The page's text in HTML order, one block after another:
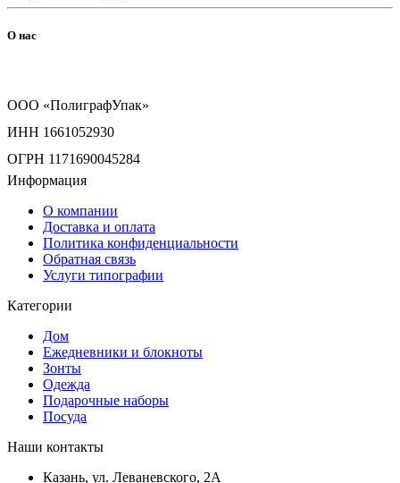
О нас
ООО «ПолиграфУпак»
ИНН 1661052930
ОГРН 1171690045284
Информация
О компании
Доставка и оплата
Политика конфиденциальности
Обратная связь
Услуги типографии
Категории
Дом
Ежедневники и блокноты
Зонты
Одежда
Подарочные наборы
Посуда
Наши контакты
Казань, ул. Леваневского, 2А